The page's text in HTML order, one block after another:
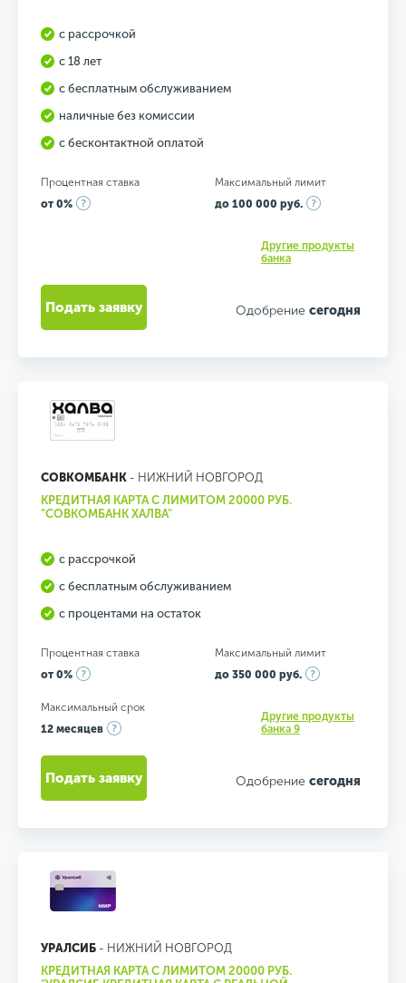
с рассрочкой
с 18 лет
с бесплатным обслуживанием
наличные без комиссии
с бесконтактной оплатой
Процентная ставка
от 0%
Максимальный лимит
до 100 000 руб.
Другие продукты
банка
Одобрение сегодня
Подать заявку
СОВКОМБАНК - НИЖНИЙ НОВГОРОД
КРЕДИТНАЯ КАРТА С ЛИМИТОМ 20000 РУБ.
"СОВКОМБАНК ХАЛВА"
с рассрочкой
с бесплатным обслуживанием
с процентами на остаток
Процентная ставка
от 0%
Максимальный лимит
до 350 000 руб.
Максимальный срок
12 месяцев
Другие продукты
банка 9
Одобрение сегодня
Подать заявку
УРАЛСИБ - НИЖНИЙ НОВГОРОД
КРЕДИТНАЯ КАРТА С ЛИМИТОМ 20000 РУБ.